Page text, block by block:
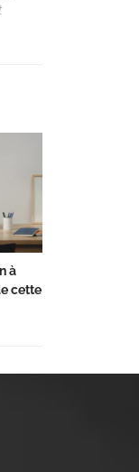
à
cette